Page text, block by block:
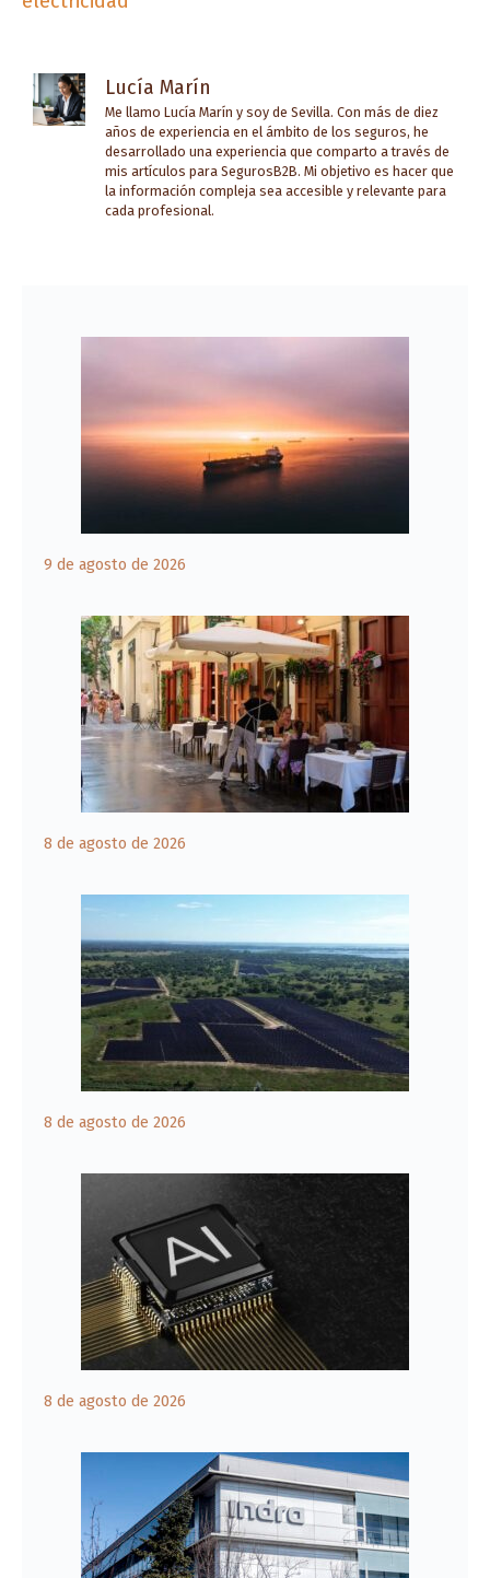
Lucía Marín
Me llamo Lucía Marín y soy de Sevilla. Con más de diez
años de experiencia en el ámbito de los seguros, he
desarrollado una experiencia que comparto a través de
mis artículos para SegurosB2B. Mi objetivo es hacer que
la información compleja sea accesible y relevante para
cada profesional.
9 de agosto de 2026
8 de agosto de 2026
8 de agosto de 2026
8 de agosto de 2026